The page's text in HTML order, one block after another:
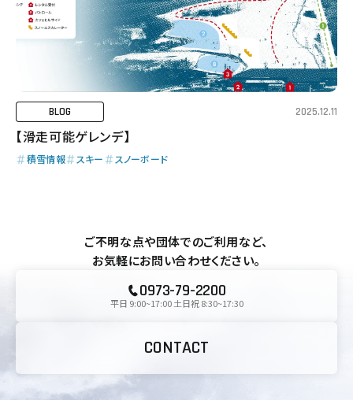
BLOG 2025.12.11
【滑走可能ゲレンデ】
積雪情報 スキー スノーボード
ご不明な点や団体でのご利用など、
お気軽にお問い合わせください。
0973-79-2200
平日 9:00~17:00 土日祝 8:30~17:30
CONTACT